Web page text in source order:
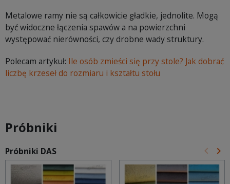
Metalowe ramy nie są całkowicie gładkie, jednolite. Mogą
być widoczne łączenia spawów a na powierzchni
występować nierówności, czy drobne wady struktury.
Polecam artykuł: Ile osób zmieści się przy stole? Jak dobrać
liczbę krzeseł do rozmiaru i kształtu stołu
Próbniki
Próbniki DAS keyboard_arrow_left keyboard_arrow_right